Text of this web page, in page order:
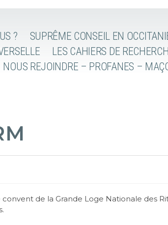
? SUPRÊME CONSEIL EN
LES CAHIERS DE
NOUS REJOINDRE – PROFANES –
de la Grande Loge Nationale des